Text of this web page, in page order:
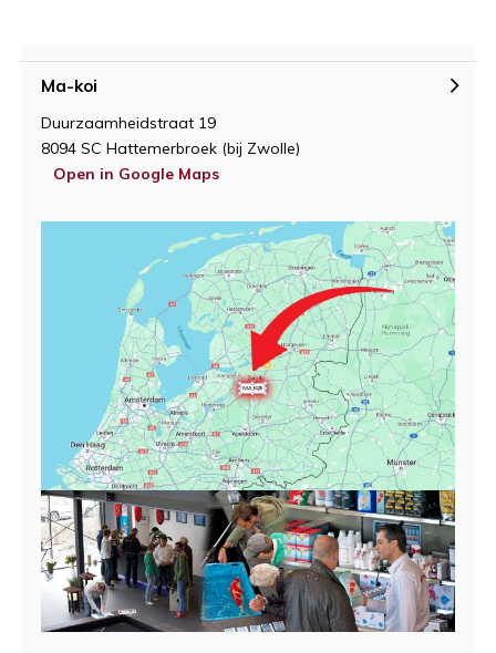
Ma-koi
Duurzaamheidstraat 19
8094 SC Hattemerbroek (bij Zwolle)
Open in Google Maps